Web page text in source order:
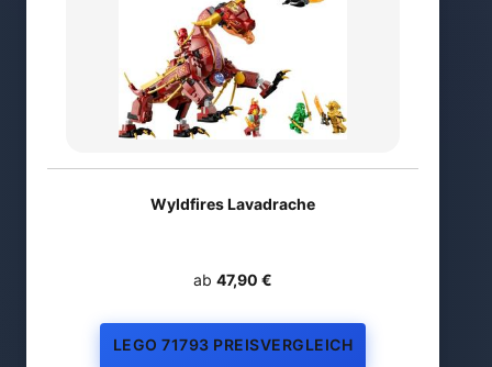
Wyldfires Lavadrache
ab 47,90 €
LEGO 71793 PREISVERGLEICH